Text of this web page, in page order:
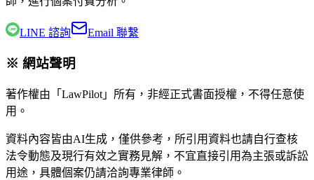
LINE 諮詢 Email 聯繫
※ 網站聲明
著作權由「LawPilot」所有，非經正式書面授權，不得任意使
用。
資料內容皆由AI生成，僅供參考，所引用資料也請自行查核
法令動態及現行有效之實務見解，不宜直接引用為主張或訴訟
用途，具體個案仍請洽詢專業律師。